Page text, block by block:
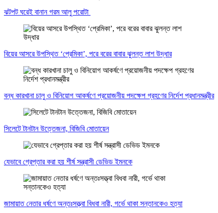
ঝটপট ঘরেই বানান গরম আলু পরোটা
বিয়ের আসরে উপস্থিত ‘প্রেমিকা’, পরে বরের বাবার ঝুলন্ত লাশ উদ্ধার
বন্ধ কারখানা চালু ও বিনিয়োগ আকর্ষণে প্রয়োজনীয় পদক্ষেপ গ্রহণের নির্দেশ প্রধানমন্ত্রীর
সিলেটে টানটান উত্তেজনা, বিজিবি মোতায়েন
যেভাবে গ্রেপ্তার করা হয় শীর্ষ সন্ত্রাসী ডেভিড ইমনকে
জামায়াত নেতার ধর্ষণে অন্তঃসত্ত্বা বিধবা নারী, গর্ভে থাকা সন্তানকেও হত্যা